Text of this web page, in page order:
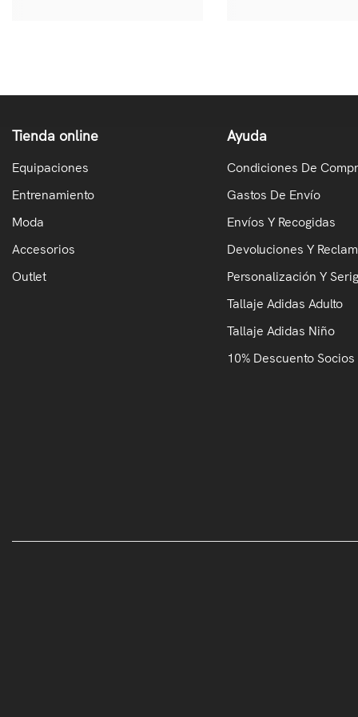
Tienda online
Equipaciones
Entrenamiento
Moda
Accesorios
Outlet
Ayuda
Condiciones De
Gastos De Envío
Envíos Y Recogidas
Devoluciones Y
Personalización Y
Tallaje Adidas Adulto
Tallaje Adidas Niño
10% Descuento Socios